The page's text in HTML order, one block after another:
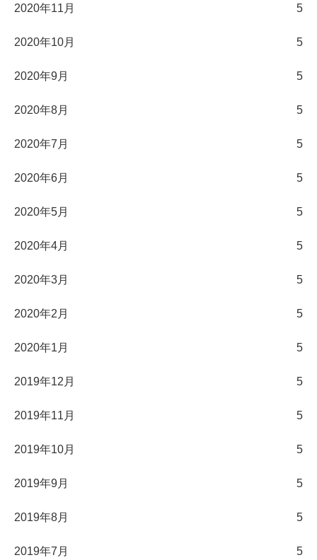
2020年11月 5
2020年10月 5
2020年9月 5
2020年8月 5
2020年7月 5
2020年6月 5
2020年5月 5
2020年4月 5
2020年3月 5
2020年2月 5
2020年1月 5
2019年12月 5
2019年11月 5
2019年10月 5
2019年9月 5
2019年8月 5
2019年7月 5